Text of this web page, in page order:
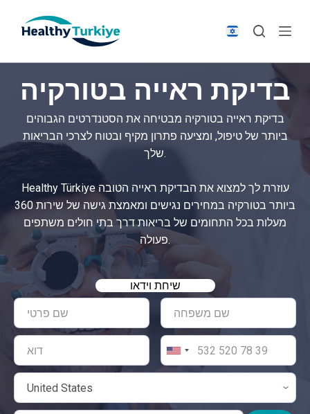
p
n
בדיקת ראייה בטורקיה
בדיקת ראייה בטורקיה מבטיחה את הסטנדרטים הגבוהים
ביותר של טיפול, ומציעה פתרון מקיף ובטוח לצרכי הבריאות
שלך.
Healthy Türkiye עוזרת לך למצוא את הבדיקת ראייה הטובה
ביותר בטורקיה במחירים נגישים ומאמצת גישה של שירות 360
מעלות בכל התחומים של בריאות דרך בתי חולים משתפים
פעולה.
שיחת וידאו